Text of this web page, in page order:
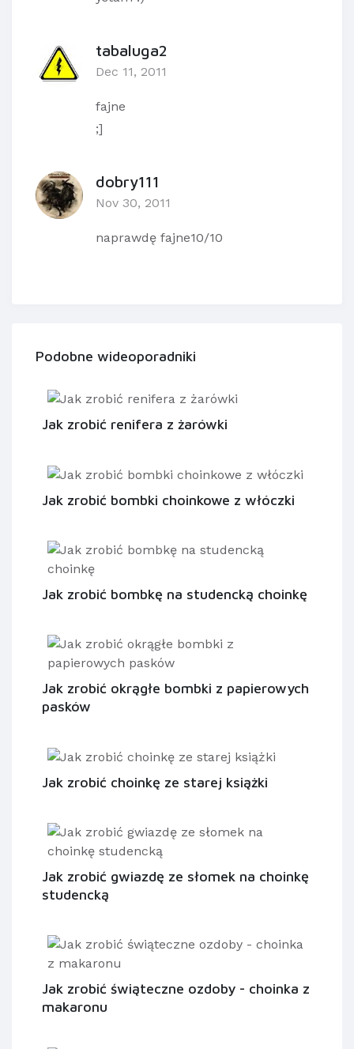
tabaluga2
Dec 11, 2011
fajne
;]
dobry111
Nov 30, 2011
naprawdę fajne10/10
Podobne wideoporadniki
Jak zrobić renifera z żarówki
Jak zrobić bombki choinkowe z włóczki
Jak zrobić bombkę na studencką choinkę
Jak zrobić okrągłe bombki z papierowych
pasków
Jak zrobić choinkę ze starej książki
Jak zrobić gwiazdę ze słomek na choinkę
studencką
Jak zrobić świąteczne ozdoby - choinka z
makaronu